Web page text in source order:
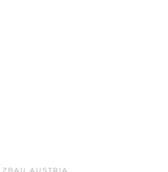
AUSTRIA